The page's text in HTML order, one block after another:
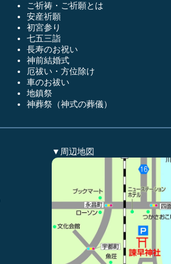
ご祈祷・ご祈願とは
安産祈願
初宮参り
七五三詣
長寿のお祝い
神前結婚式
厄祓い・方位除け
車のお祓い
地鎮祭
神葬祭（神式の葬儀）
▼周辺地図